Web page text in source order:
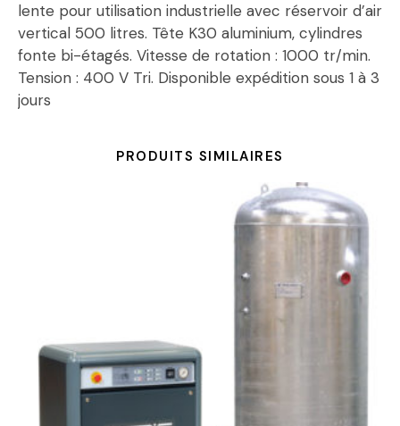
lente pour utilisation industrielle avec réservoir d’air
vertical 500 litres. Tête K30 aluminium, cylindres
fonte bi-étagés. Vitesse de rotation : 1000 tr/min.
Tension : 400 V Tri. Disponible expédition sous 1 à 3
jours
PRODUITS SIMILAIRES